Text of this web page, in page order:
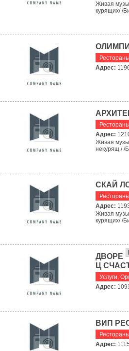
Живая
курящих/ /
Рестораны
Адрес:
Рестораны
Адрес:
Живая
некурящ./ /
СКАЙ
Рестораны
Адрес:
Живая
курящих/ /
ДВОРЕ
Ц
Услуги,
Адрес:
ВИП
Рестораны
Адрес: